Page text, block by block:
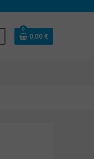
0
0,00 €